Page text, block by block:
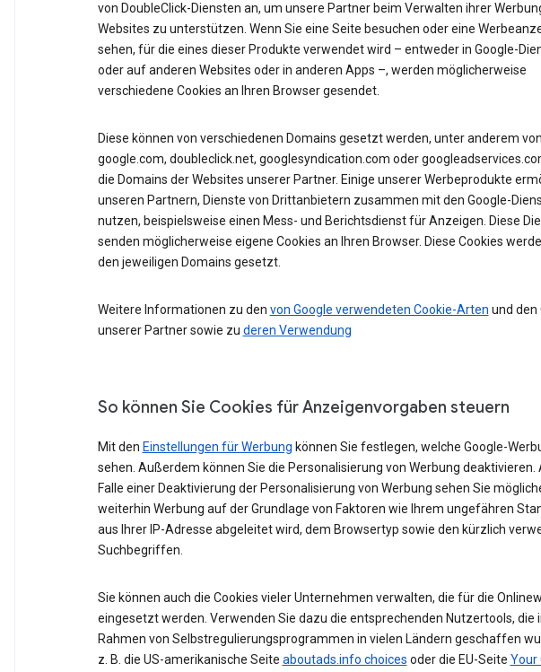
von DoubleClick-Diensten an, um unsere Partner beim Verwalten ihrer
Websites zu unterstützen. Wenn Sie eine Seite besuchen oder eine
sehen, für die eines dieser Produkte verwendet wird – entweder in Google-
oder auf anderen Websites oder in anderen Apps –, werden möglicherweise
verschiedene Cookies an Ihren Browser gesendet.
Diese können von verschiedenen Domains gesetzt werden, unter anderem von
google.com, doubleclick.net, googlesyndication.com oder
die Domains der Websites unserer Partner. Einige unserer Werbeprodukte
unseren Partnern, Dienste von Drittanbietern zusammen mit den Google-
nutzen, beispielsweise einen Mess- und Berichtsdienst für Anzeigen. Diese
senden möglicherweise eigene Cookies an Ihren Browser. Diese Cookies
den jeweiligen Domains gesetzt.
Weitere Informationen zu den von Google verwendeten Cookie-Arten und den
unserer Partner sowie zu deren Verwendung
So können Sie Cookies für Anzeigenvorgaben steuern
Mit den Einstellungen für Werbung können Sie festlegen, welche Google-
sehen. Außerdem können Sie die Personalisierung von Werbung deaktivieren.
Falle einer Deaktivierung der Personalisierung von Werbung sehen Sie
weiterhin Werbung auf der Grundlage von Faktoren wie Ihrem ungefähren
aus Ihrer IP-Adresse abgeleitet wird, dem Browsertyp sowie den kürzlich
Suchbegriffen.
Sie können auch die Cookies vieler Unternehmen verwalten, die für die
eingesetzt werden. Verwenden Sie dazu die entsprechenden Nutzertools, die
Rahmen von Selbstregulierungsprogrammen in vielen Ländern geschaffen
z. B. die US-amerikanische Seite aboutads.info choices oder die EU-Seite Your